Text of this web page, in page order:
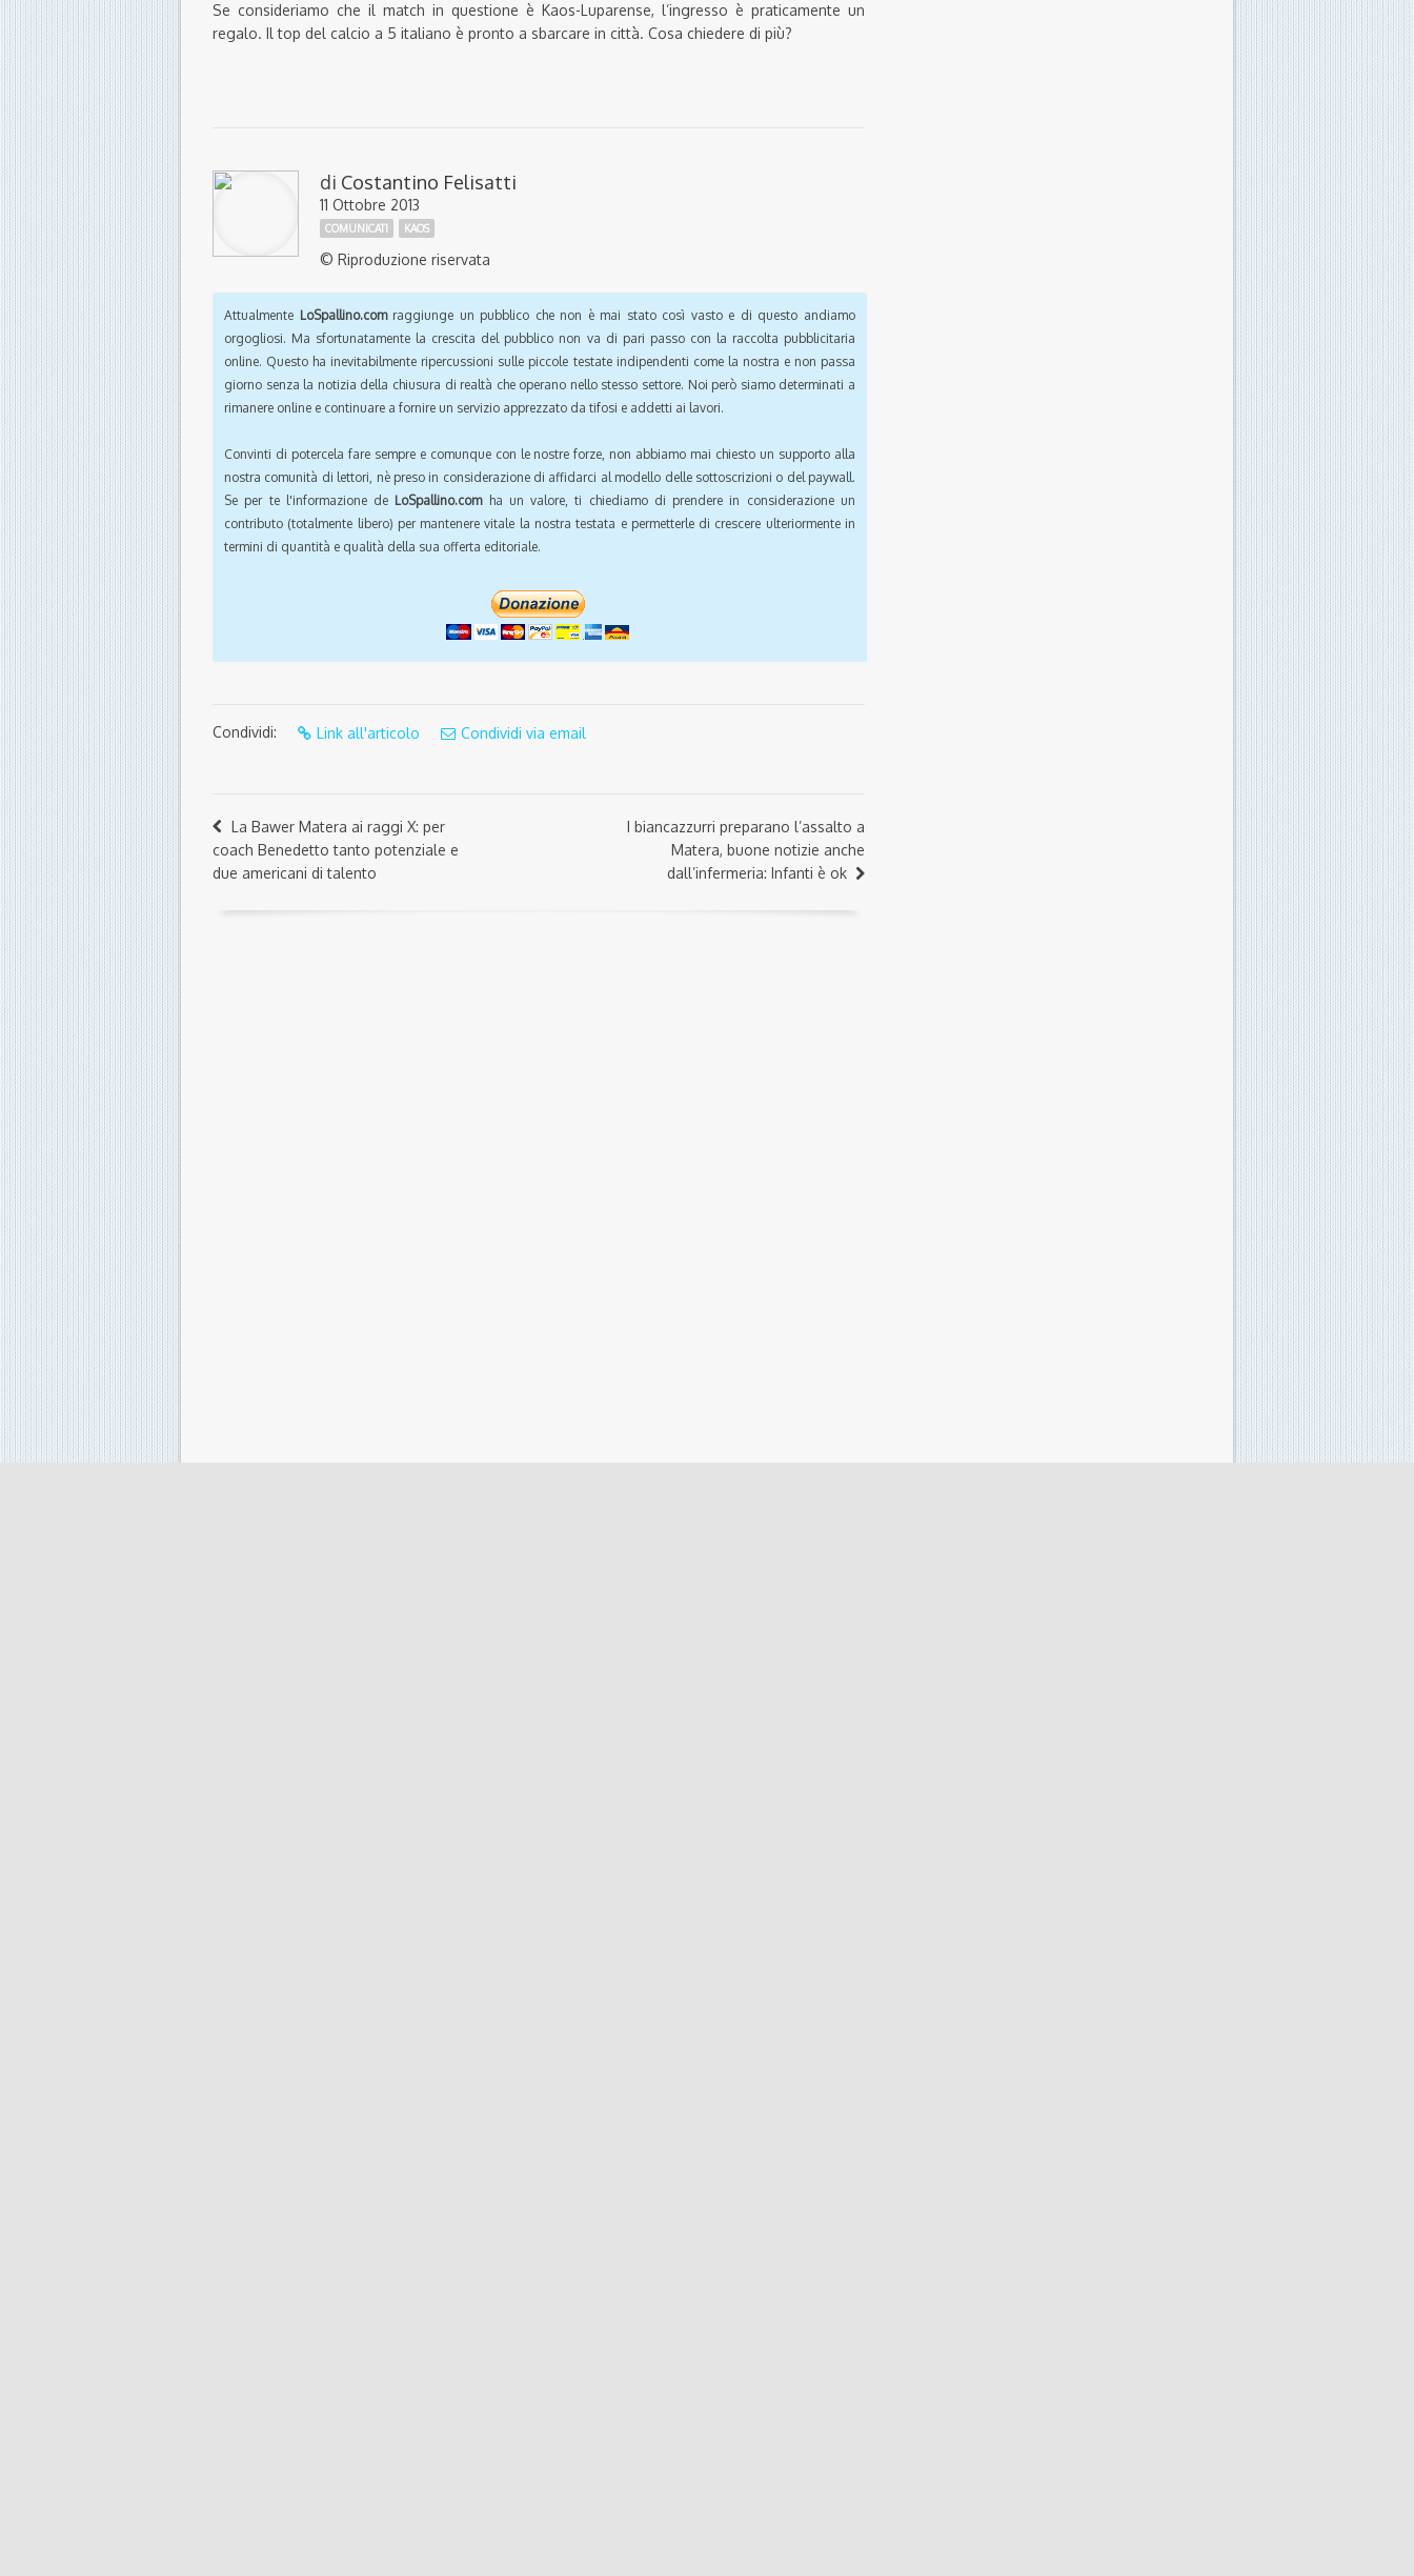
Se consideriamo che il match in questione è Kaos-Luparense, l’ingresso è praticamente un
regalo. Il top del calcio a 5 italiano è pronto a sbarcare in città. Cosa chiedere di più?
di Costantino Felisatti
11 Ottobre 2013
COMUNICATI KAOS
© Riproduzione riservata
Attualmente LoSpallino.comraggiunge un pubblico che non è mai stato così vasto e di questo andiamo
orgogliosi. Ma sfortunatamente la crescita del pubblico non va di pari passo con la raccolta pubblicitaria
online. Questo ha inevitabilmente ripercussioni sulle piccole testate indipendenti come la nostra e non passa
giorno senza la notizia della chiusura di realtà che operano nello stesso settore. Noi però siamo determinati a
rimanere online e continuare a fornire un servizio apprezzato da tifosi e addetti ai lavori.
Convinti di potercela fare sempre e comunque con le nostre forze, non abbiamo mai chiesto un supporto alla
nostra comunità di lettori, nè preso in considerazione di affidarci al modello delle sottoscrizioni o del paywall.
Se per te l'informazione de LoSpallino.comha un valore, ti chiediamo di prendere in considerazione un
contributo (totalmente libero) per mantenere vitale la nostra testata e permetterle di crescere ulteriormente in
termini di quantità e qualità della sua offerta editoriale.
Condividi: Link all'articolo Condividi via email
La Bawer Matera ai raggi X: per
coach Benedetto tanto potenziale e
due americani di talento
I biancazzurri preparano l’assalto a
Matera, buone notizie anche
dall’infermeria: Infanti è ok